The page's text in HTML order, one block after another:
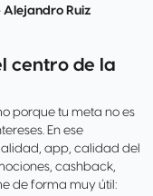
Alejandro Ruiz
centro de la
porque tu meta no es
En ese
app, calidad del
cashback,
de forma muy útil: